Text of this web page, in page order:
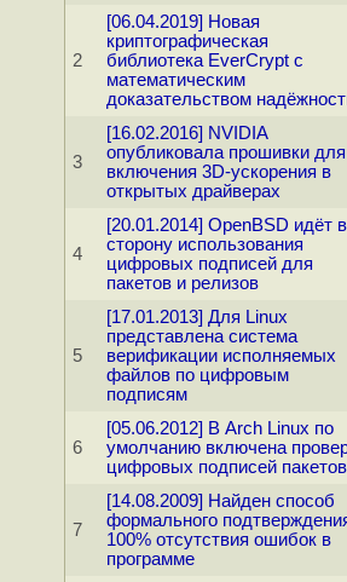
2
[06.04.2019] Новая
криптографическая
библиотека EverCrypt с
математическим
доказательством
3
[16.02.2016] NVIDIA
опубликовала прошивки для
включения 3D-ускорения в
открытых драйверах
4
[20.01.2014] OpenBSD идёт в
сторону использования
цифровых подписей для
пакетов и релизов
5
[17.01.2013] Для Linux
представлена система
верификации исполняемых
файлов по цифровым
подписям
6
[05.06.2012] В Arch Linux по
умолчанию включена
цифровых подписей пакетов
7
[14.08.2009] Найден способ
формального
100% отсутствия ошибок в
программе